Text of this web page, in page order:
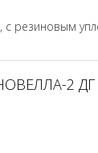
резиновым
2